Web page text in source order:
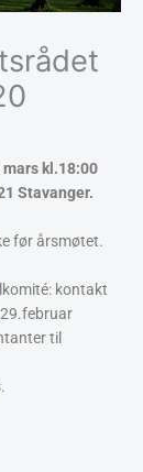
kl.18:00
Stavanger.
før årsmøtet.
kontakt
til